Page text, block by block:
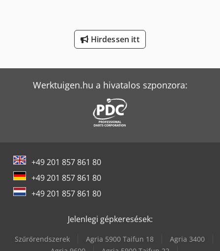
Merlo Tf 33.7-115
Hirdessen itt
Werktuigen.hu a hivatalos szponzora:
+49 201 857 861 80
+49 201 857 861 80
+49 201 857 861 80
Jelenlegi gépkeresések:
Szűrőrendszerek Agria 5900 Taifun 18
Agria 3400